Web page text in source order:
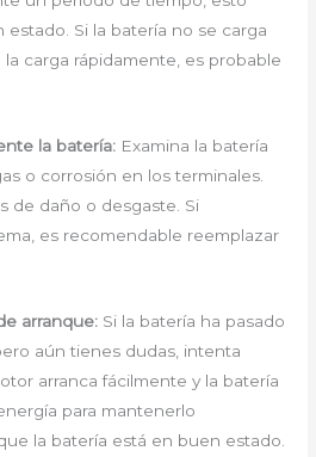
Si la batería no se carga
carga rápidamente, es probable
la batería: Examina la batería
o corrosión en los terminales.
de daño o desgaste. Si
es recomendable reemplazar
arranque: Si la batería ha pasado
aún tienes dudas, intenta
arranca fácilmente y la batería
para mantenerlo
la batería está en buen estado.